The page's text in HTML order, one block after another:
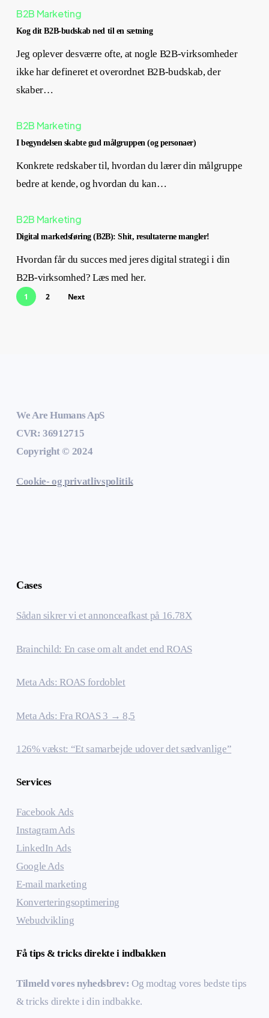
B2B Marketing
Kog dit B2B-budskab ned til en sætning
Jeg oplever desværre ofte, at nogle B2B-virksomheder
ikke har defineret et overordnet B2B-budskab, der
skaber…
B2B Marketing
I begyndelsen skabte gud målgruppen (og personaer)
Konkrete redskaber til, hvordan du lærer din målgruppe
bedre at kende, og hvordan du kan…
B2B Marketing
Digital markedsføring (B2B): Shit, resultaterne mangler!
Hvordan får du succes med jeres digital strategi i din
B2B-virksomhed? Læs med her.
1 2 Next
We Are Humans ApS
CVR: 36912715
Copyright © 2024
Cookie- og privatlivspolitik
Cases
Sådan sikrer vi et annonceafkast på 16.78X
Brainchild: En case om alt andet end ROAS
Meta Ads: ROAS fordoblet
Meta Ads: Fra ROAS 3 → 8,5
126% vækst: “Et samarbejde udover det sædvanlige”
Services
Facebook Ads
Instagram Ads
LinkedIn Ads
Google Ads
E-mail marketing
Konverteringsoptimering
Webudvikling
Få tips & tricks direkte i indbakken
Tilmeld vores nyhedsbrev:Og modtag vores bedste tips
& tricks direkte i din indbakke.